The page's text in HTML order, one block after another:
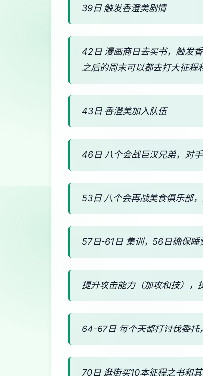
39日 触发香澄美剧情
42日 漫画商日去买书，触发
之后的周末可以都去打大征程
43日 香澄美加入队伍
46日 八个会战巨汉兄弟，对
53日 八个会再战美食俱乐部
57日-61日 集训，56日确保睡
提升攻击能力（加攻和技），
64-67日 每个天都打讨伐委托
70日 逛街买10本征程之书和